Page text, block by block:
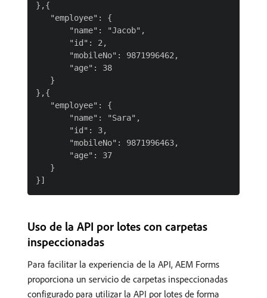
},{
   "employee": {
       "name": "Jacob",
       "id": 2,
       "mobileNo": 9871996462,
       "age": 38
   }
},{
   "employee": {
       "name": "Sara",
       "id": 3,
       "mobileNo": 9871996463,
       "age": 37
   }
Uso de la API por lotes con carpetas
inspeccionadas
Para facilitar la experiencia de la API, AEM Forms
proporciona un servicio de carpetas inspeccionadas
configurado para utilizar la API por lotes de forma